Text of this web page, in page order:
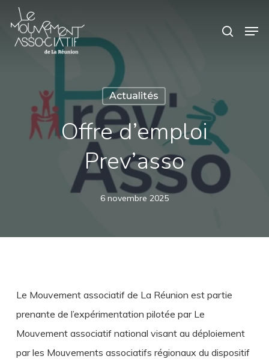
main
search
Actualités
Offre d’emploi
Prev’asso
6 novembre 2025
Le Mouvement associatif de La Réunion est partie
prenante de l’expérimentation pilotée par Le
Mouvement associatif national visant au déploiement
par les Mouvements associatifs régionaux du dispositif
Panneau de gestion des cookies